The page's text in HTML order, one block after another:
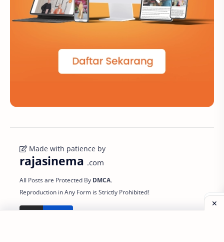
Made with patience by
rajasinema .com
All Posts are Protected By DMCA.
Reproduction in Any Form is Strictly Prohibited!